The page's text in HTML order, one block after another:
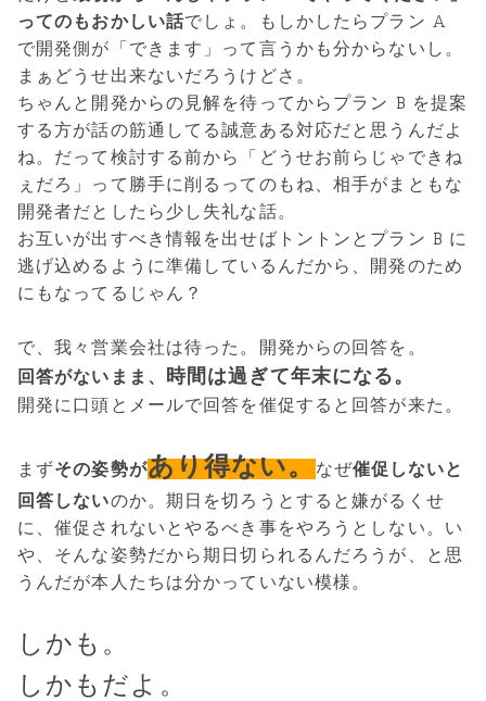
ってのもおかしい話でしょ。もしかしたらプラン A
で開発側が「できます」って言うかも分からないし。
まぁどうせ出来ないだろうけどさ。
ちゃんと開発からの見解を待ってからプラン B を提案
する方が話の筋通してる誠意ある対応だと思うんだよ
ね。だって検討する前から「どうせお前らじゃできね
ぇだろ」って勝手に削るってのもね、相手がまともな
開発者だとしたら少し失礼な話。
お互いが出すべき情報を出せばトントンとプラン B に
逃げ込めるように準備しているんだから、開発のため
にもなってるじゃん？
で、我々営業会社は待った。開発からの回答を。
回答がないまま、 時間は過ぎて年末になる。
開発に口頭とメールで回答を催促すると回答が来た。
まずその姿勢があり得ない。なぜ催促しないと
回答しないのか。期日を切ろうとすると嫌がるくせ
に、催促されないとやるべき事をやろうとしない。い
や、そんな姿勢だから期日切られるんだろうが、と思
うんだが本人たちは分かっていない模様。
しかも。
しかもだよ。